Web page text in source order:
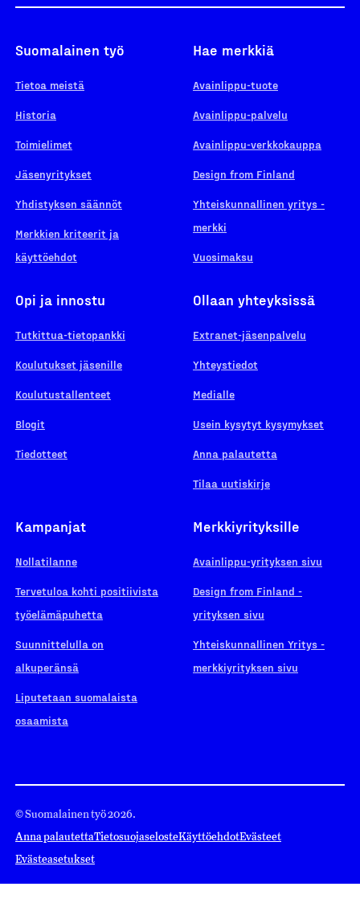
Suomalainen työ
Tietoa meistä
Historia
Toimielimet
Jäsenyritykset
Yhdistyksen säännöt
Merkkien kriteerit ja
käyttöehdot
Hae merkkiä
Avainlippu-tuote
Avainlippu-palvelu
Avainlippu-verkkokauppa
Design from Finland
Yhteiskunnallinen yritys -
merkki
Vuosimaksu
Opi ja innostu
Tutkittua-tietopankki
Koulutukset jäsenille
Koulutustallenteet
Blogit
Tiedotteet
Ollaan yhteyksissä
Extranet-jäsenpalvelu
Yhteystiedot
Medialle
Usein kysytyt kysymykset
Anna palautetta
Tilaa uutiskirje
Kampanjat
Nollatilanne
Tervetuloa kohti positiivista
työelämäpuhetta
Suunnittelulla on
alkuperänsä
Liputetaan suomalaista
osaamista
Merkkiyrityksille
Avainlippu-yrityksen sivu
Design from Finland -
yrityksen sivu
Yhteiskunnallinen Yritys -
merkkiyrityksen sivu
© Suomalainen työ 2026.
Anna palautettaTietosuojaselosteKäyttöehdotEvästeet
Evästeasetukset